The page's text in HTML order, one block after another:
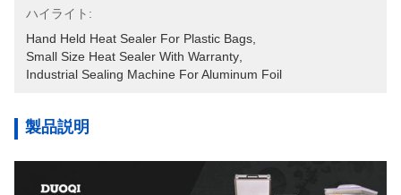
ハイライト:
Hand Held Heat Sealer For Plastic Bags
Small Size Heat Sealer With Warranty
Industrial Sealing Machine For Aluminum Foil
製品説明